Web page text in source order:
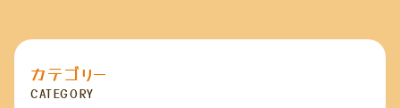
カテゴリー
CATEGORY